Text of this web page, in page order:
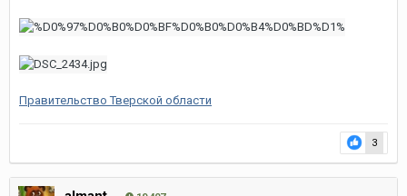
Правительство Тверской области
3